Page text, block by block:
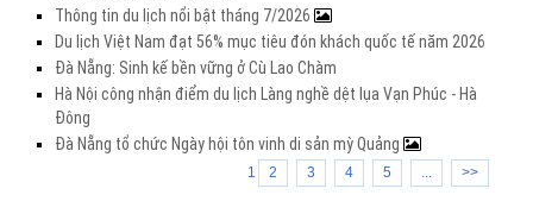
Thông tin du lịch nổi bật tháng 7/2026
Du lịch Việt Nam đạt 56% mục tiêu đón khách quốc tế năm 2026
Đà Nẵng: Sinh kế bền vững ở Cù Lao Chàm
Hà Nội công nhận điểm du lịch Làng nghề dệt lụa Vạn Phúc - Hà
Đông
Đà Nẵng tổ chức Ngày hội tôn vinh di sản mỳ Quảng
1 2 3 4 5 ... >>